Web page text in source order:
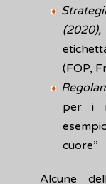
(FOP,
per i
cuore”
Alcune